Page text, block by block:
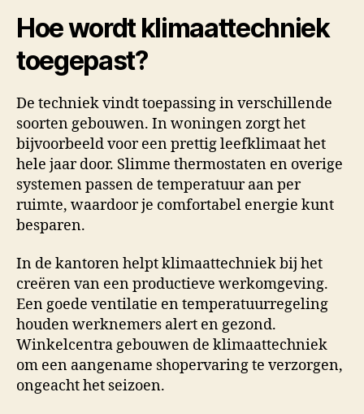
Hoe wordt klimaattechniek
toegepast?
De techniek vindt toepassing in verschillende
soorten gebouwen. In woningen zorgt het
bijvoorbeeld voor een prettig leefklimaat het
hele jaar door. Slimme thermostaten en overige
systemen passen de temperatuur aan per
ruimte, waardoor je comfortabel energie kunt
besparen.
In de kantoren helpt klimaattechniek bij het
creëren van een productieve werkomgeving.
Een goede ventilatie en temperatuurregeling
houden werknemers alert en gezond.
Winkelcentra gebouwen de klimaattechniek
om een aangename shopervaring te verzorgen,
ongeacht het seizoen.